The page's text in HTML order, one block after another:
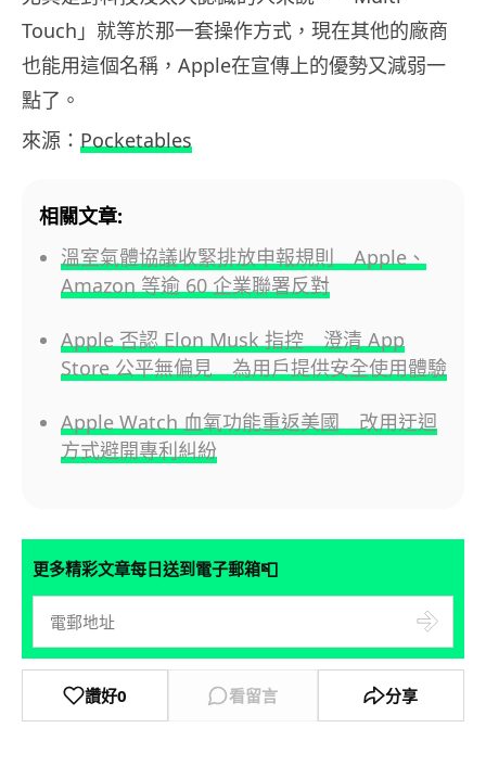
Touch」就等於那一套操作方式，現在其他的廠商
也能用這個名稱，Apple在宣傳上的優勢又減弱一
點了。
來源： Pocketables
相關文章:
溫室氣體協議收緊排放申報規則 Apple、
Amazon 等逾 60 企業聯署反對
Apple 否認 Elon Musk 指控 澄清 App
Store 公平無偏見 為用戶提供安全使用體驗
Apple Watch 血氧功能重返美國 改用迂迴
方式避開專利糾紛
更多精彩文章每日送到電子郵箱📮
讚好0 看留言 分享